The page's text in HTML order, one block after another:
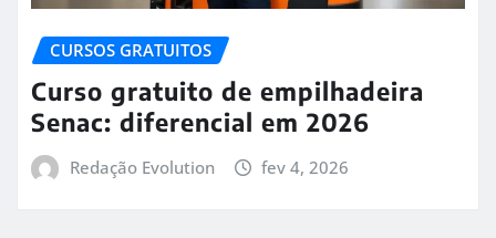
CURSOS GRATUITOS
Curso gratuito de empilhadeira
Senac: diferencial em 2026
Redação Evolution fev 4, 2026